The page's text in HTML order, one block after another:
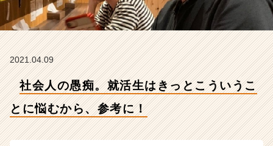
会
社
こ
の
タ
イ
2021.04.09
社会人の愚痴。就活生はきっとこういうこ
とに悩むから、参考に！